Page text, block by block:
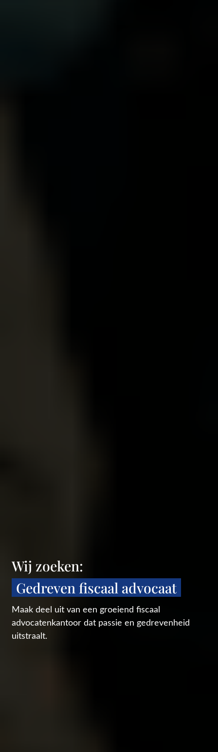
Wij zoeken:
Gedreven fiscaal advocaat
Maak deel uit van een groeiend fiscaal
advocatenkantoor dat passie en gedrevenheid
uitstraalt.